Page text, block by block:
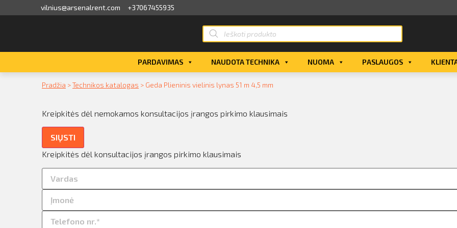
vilnius@arsenalrent.com +37067455935
faktūros, važtaraščiai
sąrašas
limito likutis
PARDAVIMAS NAUDOTA TECHNIKA NUOMA PASLAUGOS
Pradžia >Technikos katalogas > Geda Plieninis vielinis lynas 51 m 4,5 mm
Kreipkitės dėl nemokamos konsultacijos įrangos pirkimo klausimais
SIŲSTI
Kreipkitės dėl konsultacijos įrangos pirkimo klausimais